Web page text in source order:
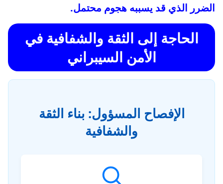
الضرر الذي قد يسببه هجوم محتمل.
الحاجة إلى الثقة والشفافية في
الأمن السيبراني
الإفصاح المسؤول: بناء الثقة
والشفافية